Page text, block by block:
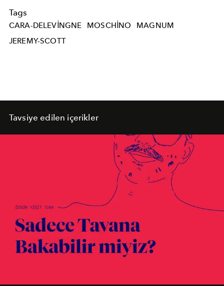
Tags
CARA-DELEVINGNE MOSCHINO
MAGNUM
JEREMY-SCOTT
Tavsiye edilen içerikler